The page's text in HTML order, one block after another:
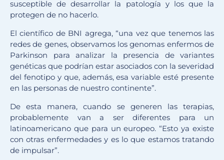
susceptible de desarrollar la patología y los que la
protegen de no hacerlo.
El científico de BNI agrega, “una vez que tenemos las
redes de genes, observamos los genomas enfermos de
Parkinson para analizar la presencia de variantes
genéticas que podrían estar asociados con la severidad
del fenotipo y que, además, esa variable esté presente
en las personas de nuestro continente”.
De esta manera, cuando se generen las terapias,
probablemente van a ser diferentes para un
latinoamericano que para un europeo. “Esto ya existe
con otras enfermedades y es lo que estamos tratando
de impulsar”.